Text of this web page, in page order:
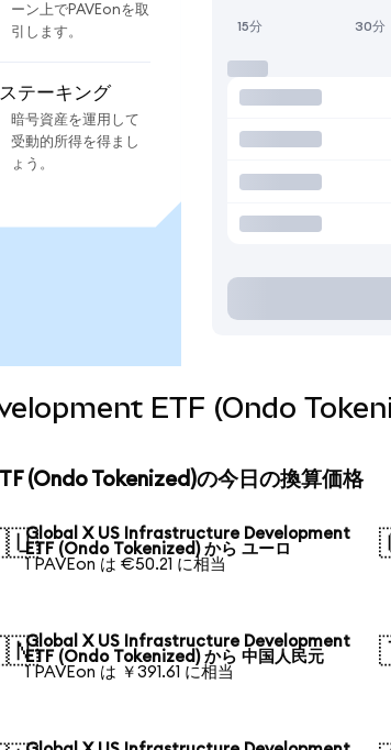
ーン上でPAVEonを取
引します。
ステーキング
暗号資産を運用して
受動的所得を得まし
ょう。
15分 30分
ETF (Ondo
(Ondo Tokenized)の今日の換算価格
Global X US Infrastructure Development
ETF (Ondo Tokenized) から ユーロ
1 PAVEon は €50.21 に相当
Global X US Infrastructure Development
ETF (Ondo Tokenized) から 中国人民元
1 PAVEon は ￥391.61 に相当